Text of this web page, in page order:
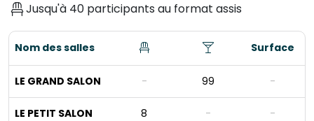
Jusqu'à 40 participants au format assis
Nom des salles Surface
LE GRAND SALON - 99 -
LE PETIT SALON 8 - -